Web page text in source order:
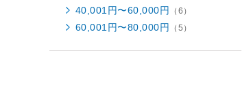
40,001円〜60,000円 （6）
60,001円〜80,000円 （5）